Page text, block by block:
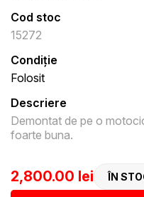
Cod stoc
15272
Condiție
Folosit
Descriere
Demontat de pe o
foarte buna.
2,800.00 lei ÎN